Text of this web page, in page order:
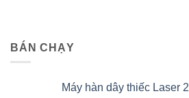
BÁN CHẠY
Máy hàn dây thiếc Laser 2